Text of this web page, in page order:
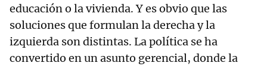
educación o la vivienda. Y es obvio que las
soluciones que formulan la derecha y la
izquierda son distintas. La política se ha
convertido en un asunto gerencial, donde la